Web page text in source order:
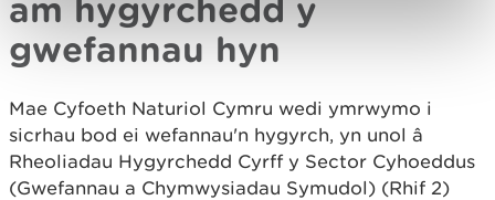
am hygyrchedd y
gwefannau hyn
Mae Cyfoeth Naturiol Cymru wedi ymrwymo i
sicrhau bod ei wefannau'n hygyrch, yn unol â
Rheoliadau Hygyrchedd Cyrff y Sector Cyhoeddus
(Gwefannau a Chymwysiadau Symudol) (Rhif 2)